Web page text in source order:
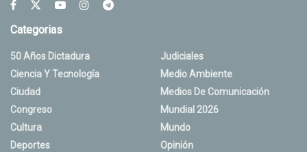
Categorias
50 Años Dictadura
Ciencia Y Tecnología
Ciudad
Congreso
Cultura
Deportes
Judiciales
Medio Ambiente
Medios De Comunicación
Mundial 2026
Mundo
Opinión